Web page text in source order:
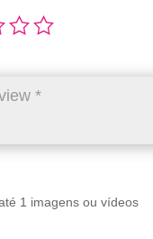
1 imagens ou vídeos